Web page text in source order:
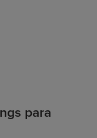
para